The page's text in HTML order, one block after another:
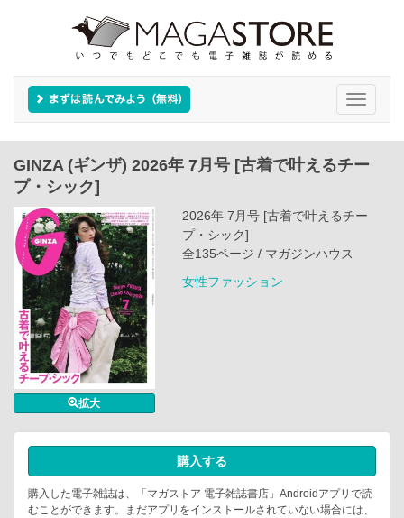
Toggle
GINZA (ギンザ) 2026年 7月号 [古着で叶えるチー
プ・シック]
拡大
2026年 7月号 [古着で叶えるチー
プ・シック]
全135ページ / マガジンハウス
女性ファッション
購入する
購入した電子雑誌は、「マガストア 電子雑誌書店」Androidアプリで読
むことができます。まだアプリをインストールされていない場合には、